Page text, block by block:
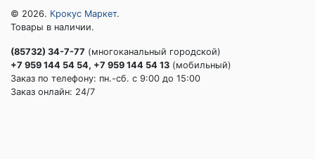
© 2026. Крокус Маркет.
Товары в наличии.
(85732) 34-7-77 (многоканальный городской)
+7 959 144 54 54, +7 959 144 54 13 (мобильный)
Заказ по телефону: пн.-сб. c 9:00 до 15:00
Заказ онлайн: 24/7